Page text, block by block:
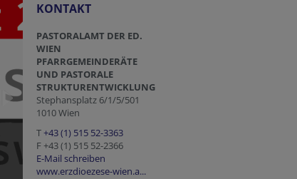
KONTAKT
PASTORALAMT DER ED.
WIEN
PFARRGEMEINDERÄTE
UND PASTORALE
STRUKTURENTWICKLUNG
Stephansplatz 6/1/5/501
1010 Wien
T+43 (1) 515 52-3363
F +43 (1) 515 52-2366
E-Mail schreiben
www.erzdioezese-wien.a...